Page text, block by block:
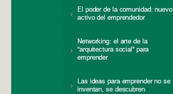
El poder de la comunidad: nuevo
activo del emprendedor
Networking: el arte de la
“arquitectura social” para
emprender
Las ideas para emprender no se
inventan, se descubren